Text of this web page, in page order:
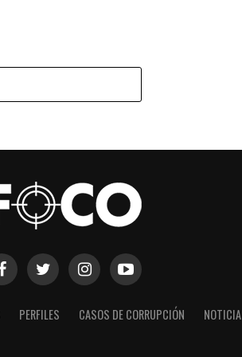
PERFILES CASOS DE CORRUPCIÓN